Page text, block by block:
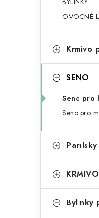
n
p
n
e
e
BYLINKY
OVOCNÉ
Krmivo
SENO
Seno pro
Seno pro
Bylinky